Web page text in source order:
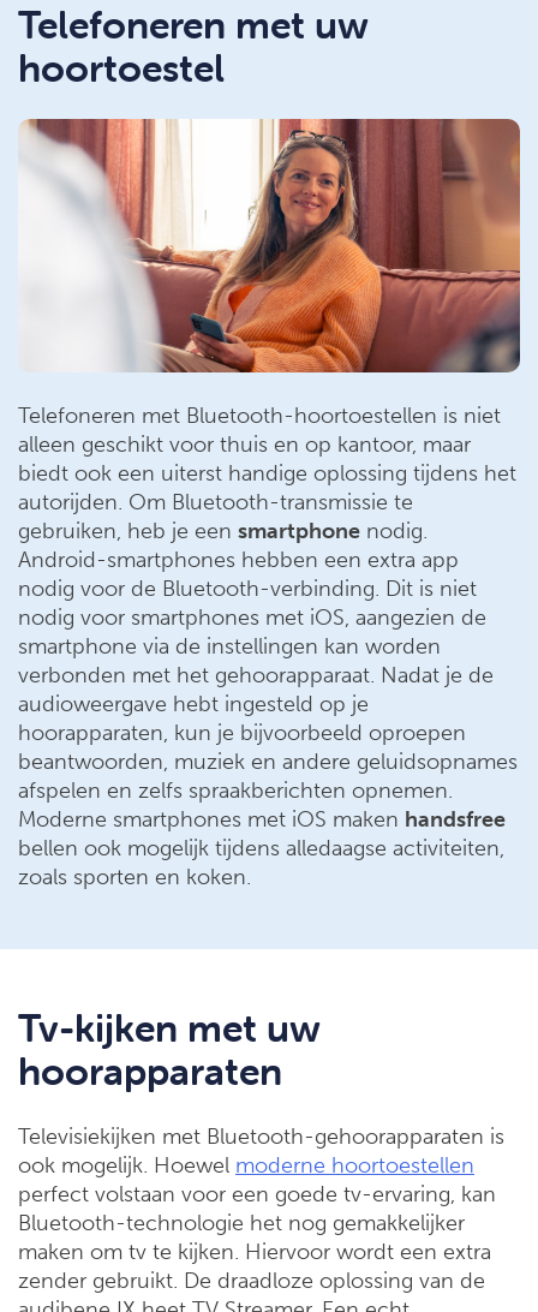
Telefoneren met uw
hoortoestel
Telefoneren met Bluetooth-hoortoestellen is niet
alleen geschikt voor thuis en op kantoor, maar
biedt ook een uiterst handige oplossing tijdens het
autorijden. Om Bluetooth-transmissie te
gebruiken, heb je een smartphone nodig.
Android-smartphones hebben een extra app
nodig voor de Bluetooth-verbinding. Dit is niet
nodig voor smartphones met iOS, aangezien de
smartphone via de instellingen kan worden
verbonden met het gehoorapparaat. Nadat je de
audioweergave hebt ingesteld op je
hoorapparaten, kun je bijvoorbeeld oproepen
beantwoorden, muziek en andere geluidsopnames
afspelen en zelfs spraakberichten opnemen.
Moderne smartphones met iOS maken handsfree
bellen ook mogelijk tijdens alledaagse activiteiten,
zoals sporten en koken.
Tv-kijken met uw
hoorapparaten
Televisiekijken met Bluetooth-gehoorapparaten is
ook mogelijk. Hoewel moderne hoortoestellen
perfect volstaan voor een goede tv-ervaring, kan
Bluetooth-technologie het nog gemakkelijker
maken om tv te kijken. Hiervoor wordt een extra
zender gebruikt. De draadloze oplossing van de